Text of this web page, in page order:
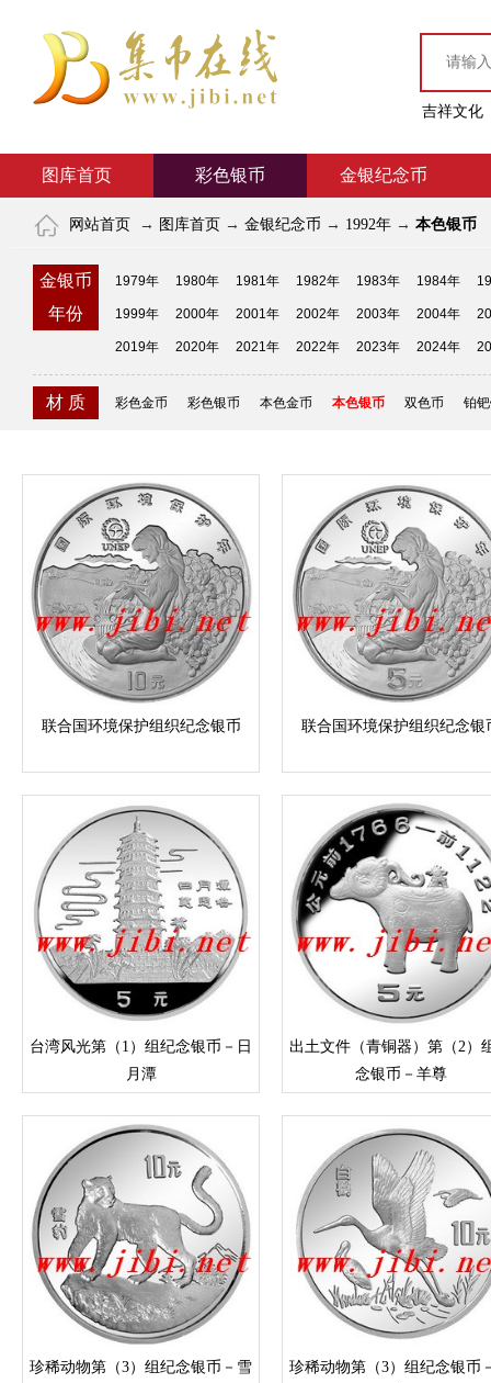
吉祥文化
图库首页 彩色银币 金银纪念币
网站首页 → 图库首页 → 金银纪念币 → 1992年 → 本色银币
金银币
年份
1979年 1980年 1981年 1982年 1983年 1984年
1999年 2000年 2001年 2002年 2003年 2004年
2019年 2020年 2021年 2022年 2023年 2024年
材 质 彩色金币 彩色银币 本色金币 本色银币 双色币 铂
联合国环境保护组织纪念银币 联合国环境保护组织纪念银
台湾风光第（1）组纪念银币－日
月潭
出土文件（青铜器）第（2）
念银币－羊尊
珍稀动物第（3）组纪念银币－雪
珍稀动物第（3）组纪念银币